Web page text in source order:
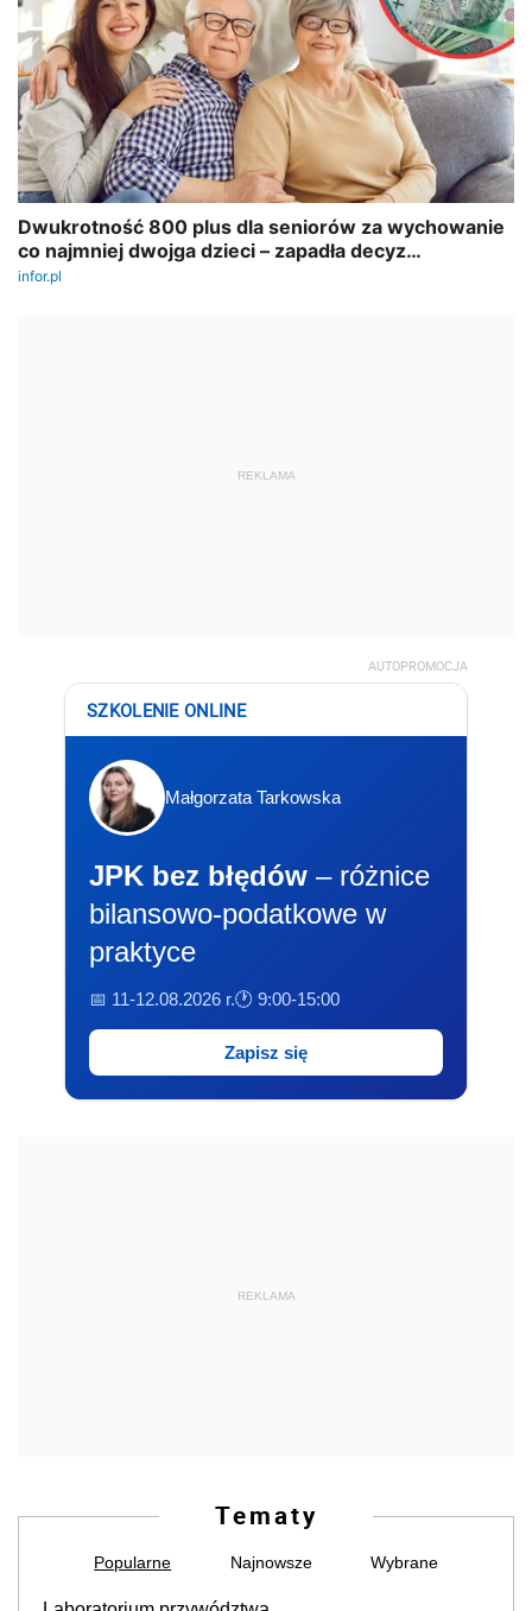
REKLAMA
AUTOPROMOCJA
SZKOLENIE ONLINE
Małgorzata Tarkowska
JPK bez błędów – różnice
bilansowo-podatkowe w
praktyce
📅 11-12.08.2026 r.🕐 9:00-15:00
Zapisz się
REKLAMA
Tematy
Popularne Najnowsze Wybrane